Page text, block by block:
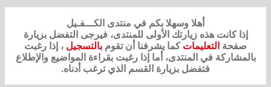
أهلا وسهلا بكم في منتدى الكـــفـيل
إذا كانت هذه زيارتك الأولى للمنتدى، فيرجى التفضل بزيارة
صفحة التعليمات كما يشرفنا أن تقوم بالتسجيل ، إذا رغبت
بالمشاركة في المنتدى، أما إذا رغبت بقراءة المواضيع والإطلاع
فتفضل بزيارة القسم الذي ترغب أدناه.